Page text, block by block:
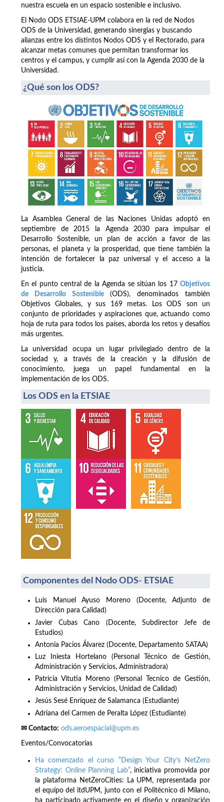
nuestra escuela en un espacio sostenible e inclusivo.
El Nodo ODS ETSIAE-UPM colabora en la red de Nodos
ODS de la Universidad, generando sinergias y buscando
alianzas entre los distintos Nodos ODS y el Rectorado, para
alcanzar metas comunes que permitan transformar los
centros y el campus, y cumplir así con la Agenda 2030 de la
Universidad.
¿Qué son los ODS?
La Asamblea General de las Naciones Unidas adoptó en
septiembre de 2015 la Agenda 2030 para impulsar el
Desarrollo Sostenible, un plan de acción a favor de las
personas, el planeta y la prosperidad, que tiene también la
intención de fortalecer la paz universal y el acceso a la
justicia.
En el punto central de la Agenda se sitúan los 17 Objetivos
de Desarrollo Sostenible(ODS), denominados también
Objetivos Globales, y sus 169 metas. Los ODS son un
conjunto de prioridades y aspiraciones que, actuando como
hoja de ruta para todos los países, aborda los retos y desafíos
más urgentes.
La universidad ocupa un lugar privilegiado dentro de la
sociedad y, a través de la creación y la difusión de
conocimiento, juega un papel fundamental en la
implementación de los ODS.
Los ODS en la ETSIAE
Componentes del Nodo ODS- ETSIAE
Luis Manuel Ayuso Moreno (Docente, Adjunto de
Dirección para Calidad)
Javier Cubas Cano (Docente, Subdirector Jefe de
Estudios)
Antonia Pacios Álvarez (Docente, Departamento SATAA)
Luz Iniesta Hortelano (Personal Técnico de Gestión,
Administración y Servicios, Administradora)
Patricia Vitutia Moreno (Personal Tecnico de Gestión,
Administración y Servicios, Unidad de Calidad)
Jesús Sesé Enríquez de Salamanca (Estudiante)
Adriana del Carmen de Peralta López (Estudiante)
✉ Contacto: ods.aeroespacial@upm.es
Eventos/Convocatorias
Ha comenzado el curso “Design Your City’s NetZero
Strategy: Online Planning Lab”, iniciativa promovida por
la plataforma NetZeroCities: La UPM, representada por
el equipo del itdUPM, junto con el Politécnico di Milano,
ha participado activamente en el diseño y organización